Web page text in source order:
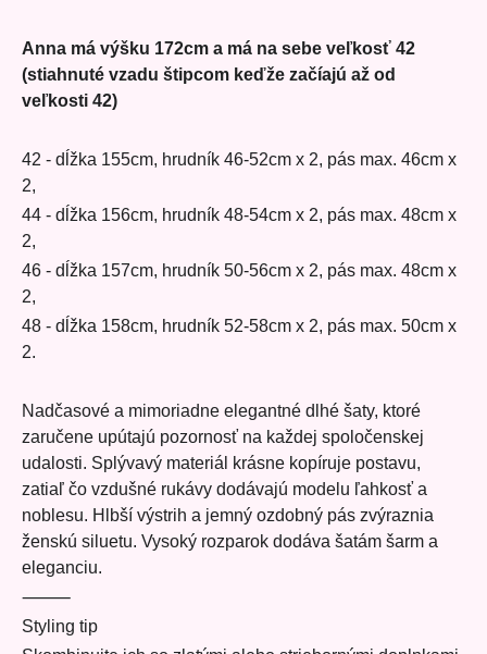
Anna má výšku 172cm a má na sebe veľkosť 42
(stiahnuté vzadu štipcom keďže začíajú až od
veľkosti 42)
42 - dĺžka 155cm, hrudník 46-52cm x 2, pás max. 46cm x
2,
44 - dĺžka 156cm, hrudník 48-54cm x 2, pás max. 48cm x
2,
46 - dĺžka 157cm, hrudník 50-56cm x 2, pás max. 48cm x
2,
48 - dĺžka 158cm, hrudník 52-58cm x 2, pás max. 50cm x
2.
Nadčasové a mimoriadne elegantné dlhé šaty, ktoré
zaručene upútajú pozornosť na každej spoločenskej
udalosti. Splývavý materiál krásne kopíruje postavu,
zatiaľ čo vzdušné rukávy dodávajú modelu ľahkosť a
noblesu. Hlbší výstrih a jemný ozdobný pás zvýraznia
ženskú siluetu. Vysoký rozparok dodáva šatám šarm a
eleganciu.
⸻
Styling tip